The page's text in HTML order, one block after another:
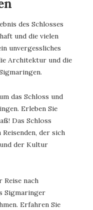
des Schlosses
und die vielen
unvergessliches
Architektur und die
das Schloss und
Erleben Sie
Das Schloss
der sich
der Kultur
Reise nach
Sigmaringer
Erfahren Sie